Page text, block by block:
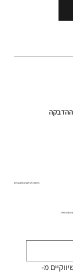
הרשמה לעדכונים מקצועיים
מהתעשייה.
מ-